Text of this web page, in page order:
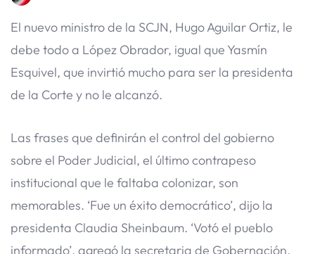
El nuevo ministro de la SCJN, Hugo Aguilar Ortiz, le
debe todo a López Obrador, igual que Yasmín
Esquivel, que invirtió mucho para ser la presidenta
de la Corte y no le alcanzó.
Las frases que definirán el control del gobierno
sobre el Poder Judicial, el último contrapeso
institucional que le faltaba colonizar, son
memorables. ‘Fue un éxito democrático’, dijo la
presidenta Claudia Sheinbaum. ‘Votó el pueblo
informado’, agregó la secretaria de Gobernación,